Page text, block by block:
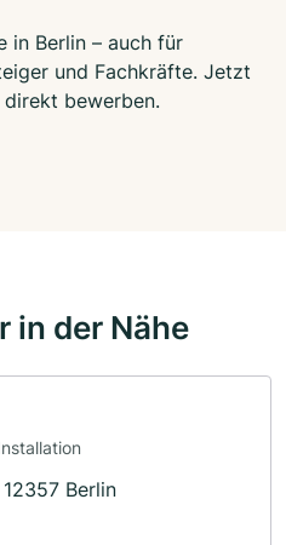
in Berlin – auch für
und Fachkräfte. Jetzt
bewerben.
in der Nähe
Berlin